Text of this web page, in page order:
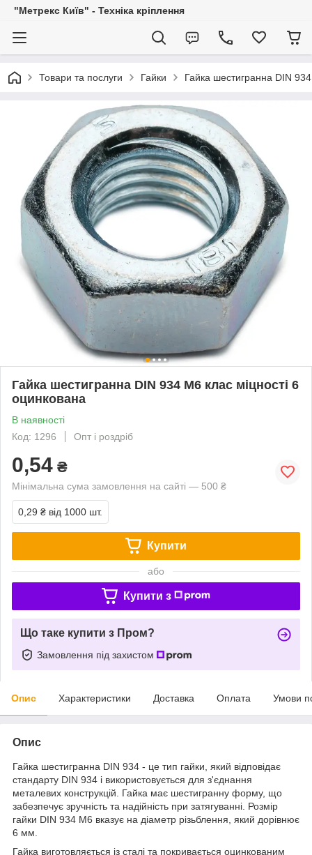
"Метрекс Київ" - Техніка кріплення
Товари та послуги Гайки Гайка шестигранна DIN
Гайка шестигранна DIN 934 М6 клас міцності 6
оцинкована
В наявності
Код: 1296
Опт і роздріб
0,54 ₴
Мінімальна сума замовлення на сайті — 500 ₴
0,29 ₴ від 1000 шт.
Купити
або
Купити з
Що таке купити з Пром?
Замовлення під захистом
Опис Характеристики Доставка Оплата Умови
Опис
Гайка шестигранна DIN 934 - це тип гайки, який відповідає
стандарту DIN 934 і використовується для з'єднання
металевих конструкцій. Гайка має шестигранну форму, що
забезпечує зручність та надійність при затягуванні. Розмір
гайки DIN 934 М6 вказує на діаметр різьблення, який дорівнює
6 мм.
Гайка виготовляється із сталі та покривається оцинкованим